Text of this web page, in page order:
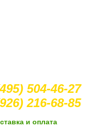
504-46-27
216-68-85
и оплата